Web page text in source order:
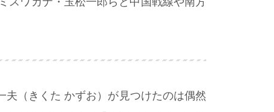
スワカナ・玉松一郎らと中国戦線や南方
（きくた かずお）が見つけたのは偶然